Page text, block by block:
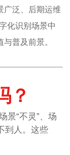
广泛、后期运维
化识别场景中
普及前景。
？
景“不灵”、场
到人。这些